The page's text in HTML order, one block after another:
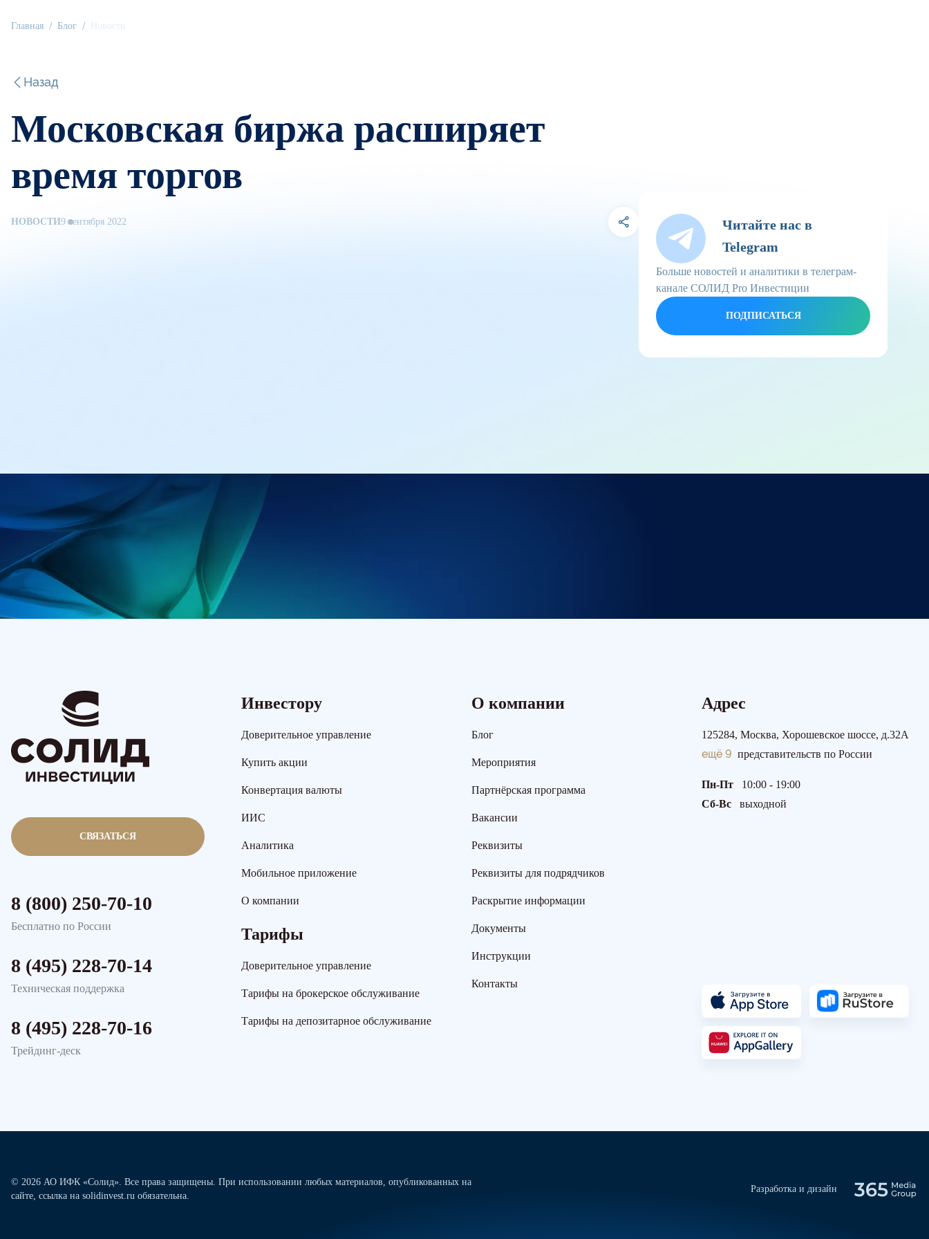
Главная Блог Новости
Назад
Московская биржа расширяет
время торгов
НОВОСТИ9 сентября 2022
Читайте нас в
Telegram
Больше новостей и аналитики в телеграм-
канале СОЛИД Pro Инвестиции
ПОДПИСАТЬСЯ
СВЯЗАТЬСЯ
8 (800) 250-70-10
Бесплатно по России
8 (495) 228-70-14
Техническая поддержка
8 (495) 228-70-16
Трейдинг-деск
Инвестору
Доверительное управление
Купить акции
Конвертация валюты
ИИС
Аналитика
Мобильное приложение
О компании
Тарифы
Доверительное управление
Тарифы на брокерское обслуживание
Тарифы на депозитарное обслуживание
О компании
Блог
Мероприятия
Партнёрская программа
Вакансии
Реквизиты
Реквизиты для подрядчиков
Раскрытие информации
Документы
Инструкции
Контакты
Адрес
125284, Москва, Хорошевское шоссе, д.32А
ещё 9 представительств по России
Пн-Пт
10:00 - 19:00
Сб-Вс
выходной
© 2026 АО ИФК «Солид». Все права защищены. При использовании любых материалов, опубликованных на
сайте, ссылка на solidinvest.ru обязательна.
Разработка и дизайн